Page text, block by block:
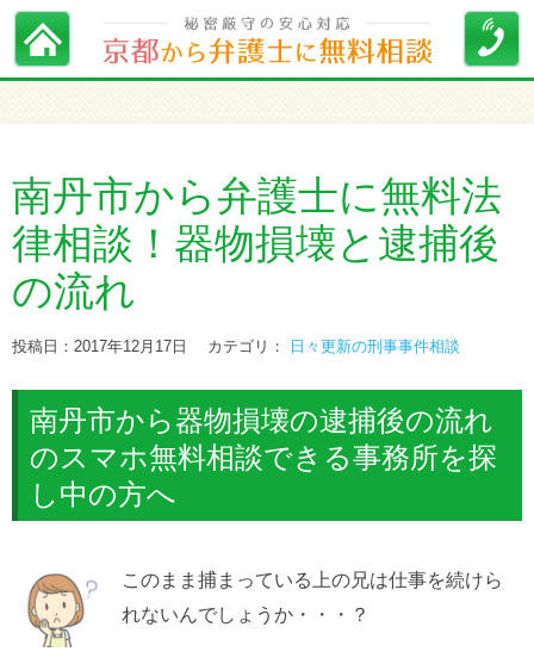
南丹市から弁護士に無料法
律相談！器物損壊と逮捕後
の流れ
投稿日：2017年12月17日 カテゴリ： 日々更新の刑事事件相談
南丹市から器物損壊の逮捕後の流れ
のスマホ無料相談できる事務所を探
し中の方へ
このまま捕まっている上の兄は仕事を続けら
れないんでしょうか・・・？